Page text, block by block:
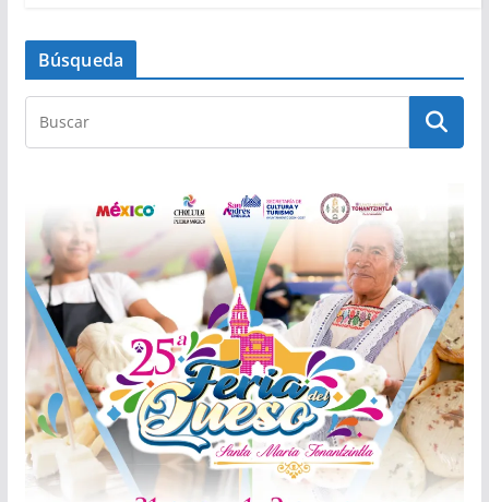
Búsqueda